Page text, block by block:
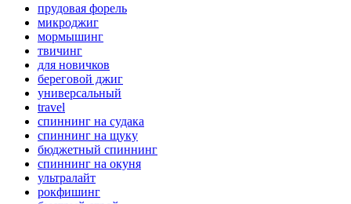
прудовая форель
микроджиг
мормышинг
твичинг
для новичков
береговой джиг
универсальный
travel
спиннинг на судака
спиннинг на щуку
бюджетный спиннинг
спиннинг на окуня
ультралайт
рокфишинг